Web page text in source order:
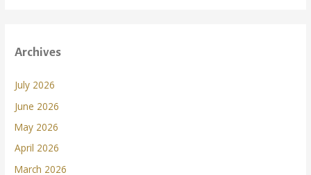
Archives
July 2026
June 2026
May 2026
April 2026
March 2026